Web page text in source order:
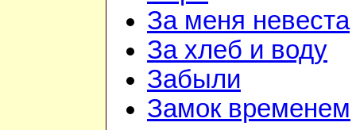
За меня невеста
За хлеб и воду
Забыли
Замок временем